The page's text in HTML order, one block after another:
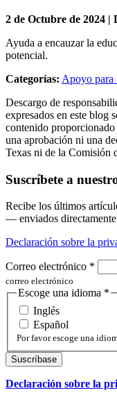
2 de Octubre de 2024 |
Ayuda a encauzar la
potencial.
Categorías: Apoyo para
Descargo de
expresados en este blog
contenido
una aprobación ni una
Texas ni de la Comisión
Suscríbete a
Recibe los últimos
— enviados
Declaración sobre la
Correo electrónico *
correo electrónico
Escoge una idioma *
Inglés
Español
Por favor escoge una
Declaración sobre la